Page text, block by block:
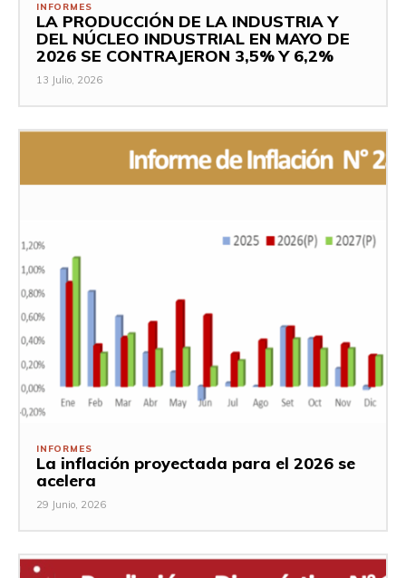
INFORMES
LA PRODUCCIÓN DE LA INDUSTRIA Y
DEL NÚCLEO INDUSTRIAL EN MAYO DE
2026 SE CONTRAJERON 3,5% Y 6,2%
13 Julio, 2026
INFORMES
La inflación proyectada para el 2026 se
acelera
29 Junio, 2026